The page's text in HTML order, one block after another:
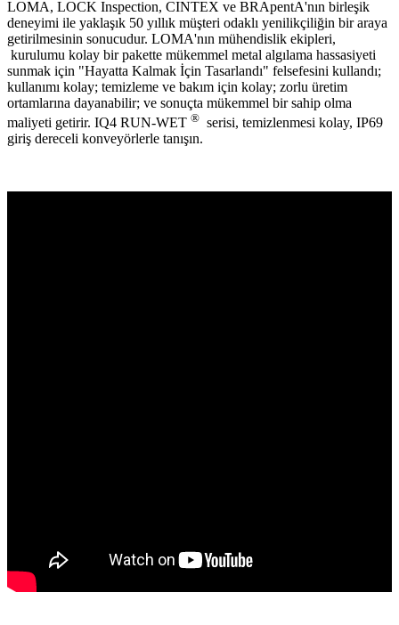
LOMA, LOCK Inspection, CINTEX ve BRApentA'nın birleşik
deneyimi ile yaklaşık 50 yıllık müşteri odaklı yenilikçiliğin bir araya
getirilmesinin sonucudur. LOMA'nın mühendislik ekipleri,
kurulumu kolay bir pakette mükemmel metal algılama hassasiyeti
sunmak için "Hayatta Kalmak İçin Tasarlandı" felsefesini kullandı;
kullanımı kolay; temizleme ve bakım için kolay; zorlu üretim
ortamlarına dayanabilir; ve sonuçta mükemmel bir sahip olma
maliyeti getirir. IQ4 RUN-WET ® serisi, temizlenmesi kolay, IP69
giriş dereceli konveyörlerle tanışın.